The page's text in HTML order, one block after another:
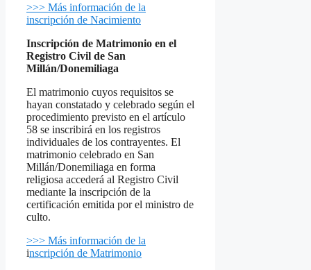
>>> Más información de la
inscripción de Nacimiento
Inscripción de Matrimonio en el
Registro Civil de San
Millán/Donemiliaga
El matrimonio cuyos requisitos se
hayan constatado y celebrado según el
procedimiento previsto en el artículo
58 se inscribirá en los registros
individuales de los contrayentes. El
matrimonio celebrado en San
Millán/Donemiliaga en forma
religiosa accederá al Registro Civil
mediante la inscripción de la
certificación emitida por el ministro de
culto.
>>> Más información de la
inscripción de Matrimonio